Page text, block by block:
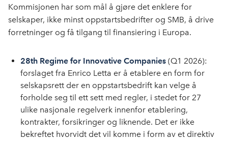
Kommisjonen har som mål å gjøre det enklere for
selskaper, ikke minst oppstartsbedrifter og SMB, å drive
forretninger og få tilgang til finansiering i Europa.
28th Regime for Innovative Companies (Q1 2026):
forslaget fra Enrico Letta er å etablere en form for
selskapsrett der en oppstartsbedrift kan velge å
forholde seg til ett sett med regler, i stedet for 27
ulike nasjonale regelverk innenfor etablering,
kontrakter, forsikringer og liknende. Det er ikke
bekreftet hvorvidt det vil komme i form av et direktiv